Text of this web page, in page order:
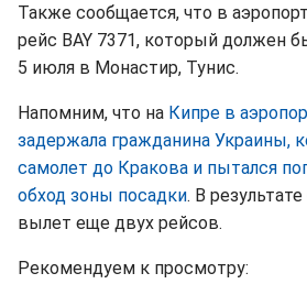
Также сообщается, что в
рейс BAY 7371, который должен
5 июля в Монастир, Тунис.
Напомним, что на Кипре в
задержала гражданина Украины,
самолет до Кракова и пытался
обход зоны посадки. В
вылет еще двух рейсов.
Рекомендуем к просмотру: